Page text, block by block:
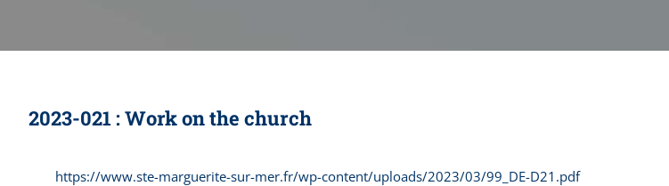
2023-021 : Work on the church
https://www.ste-marguerite-sur-mer.fr/wp-content/uploads/2023/03/99_DE-D21.pdf